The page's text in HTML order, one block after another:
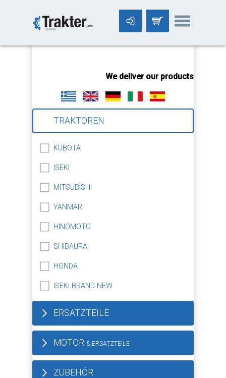
We deliver our products
TRAKTOREN
KUBOTA
ISEKI
MITSUBISHI
YANMAR
HINOMOTO
SHIBAURA
HONDA
ISEKI BRAND NEW
ERSATZTEILE
MOTOR & ERSATZTEILE
ZUBEHÖR